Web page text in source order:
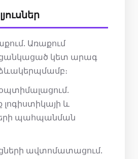
Առաքում
կետ արագ
լոգիստիկայի և
պահպանման
ավտոմատացում.